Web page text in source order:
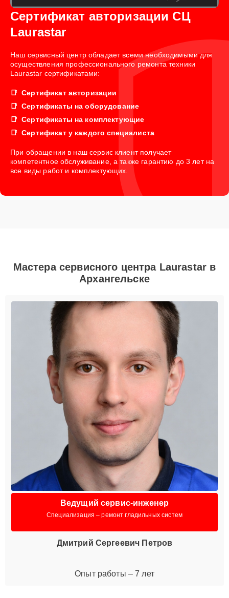
Сертификат авторизации СЦ
Laurastar
Наш сервисный центр обладает всеми необходимыми для
осуществления профессионального ремонта техники
Laurastar сертификатами:
Сертификат авторизации
Сертификаты на оборудование
Сертификаты на комплектующие
Сертификат у каждого специалиста
При обращении в наш сервис клиент получает
компетентное обслуживание, а также гарантию до 3 лет на
все виды работ и комплектующих.
Мастера сервисного центра Laurastar в
Архангельске
Ведущий сервис-инженер
Специализация – ремонт гладильных систем
Дмитрий Сергеевич Петров
Опыт работы – 7 лет